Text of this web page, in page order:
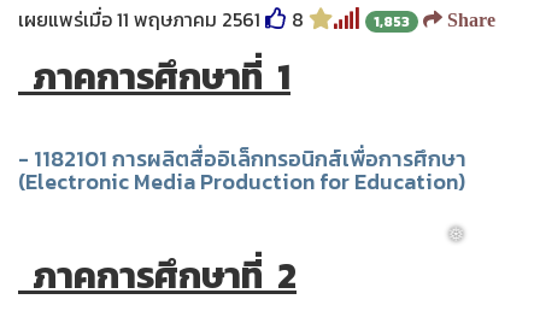
เผยแพร่เมื่อ 11 พฤษภาคม 2561 8 1,853 Share
ภาคการศึกษาที่ 1
- 1182101 การผลิตสื่ออิเล็กทรอนิกส์เพื่อการศึกษา
(Electronic Media Production for Education)
ภาคการศึกษาที่ 2